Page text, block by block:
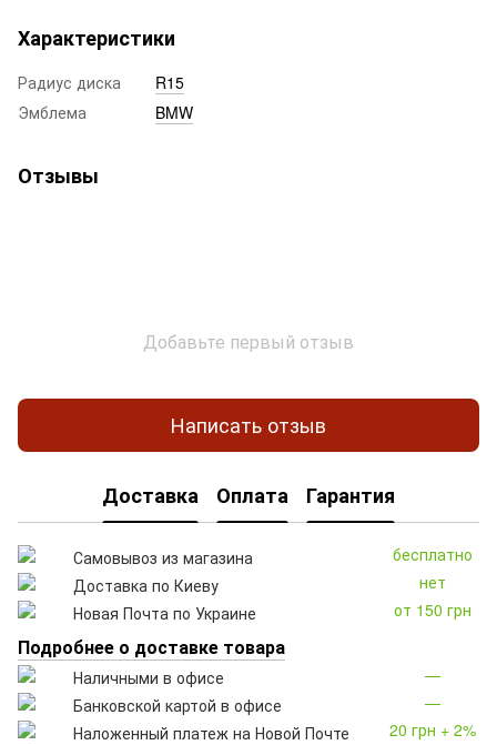
Характеристики
Радиус диска
R15
Эмблема
BMW
Отзывы
Добавьте первый отзыв
Написать отзыв
Доставка Оплата Гарантия
Самовывоз из магазина
бесплатно
Доставка по Киеву
нет
Новая Почта по Украине
от 150 грн
Подробнее о доставке товара
Наличными в офисе
—
Банковской картой в офисе
—
Наложенный платеж на Новой Почте
20 грн + 2%